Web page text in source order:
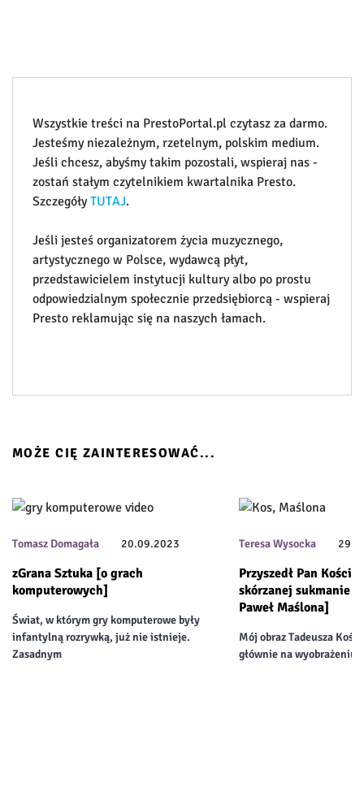
Wszystkie treści na PrestoPortal.pl czytasz za darmo.
Jesteśmy niezależnym, rzetelnym, polskim medium.
Jeśli chcesz, abyśmy takim pozostali, wspieraj nas -
zostań stałym czytelnikiem kwartalnika Presto.
SzczegółyTUTAJ.
Jeśli jesteś organizatorem życia muzycznego,
artystycznego w Polsce, wydawcą płyt,
przedstawicielem instytucji kultury albo po prostu
odpowiedzialnym społecznie przedsiębiorcą - wspieraj
Presto reklamując się na naszych łamach.
MOŻE CIĘ ZAINTERESOWAĆ...
Tomasz Domagała 20.09.2023
zGrana Sztuka [o grach
komputerowych]
Świat, w którym gry komputerowe były
infantylną rozrywką, już nie istnieje.
Zasadnym
Teresa Wysocka
Przyszedł Pan
skórzanej sukmanie
Paweł Maślona]
Mój obraz Tadeusza
głównie na wyobrażeniu